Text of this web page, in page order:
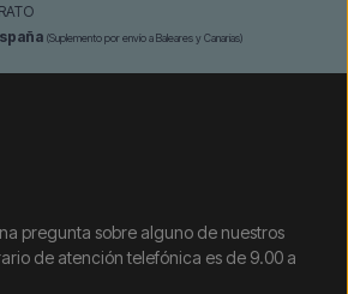
(Suplemento por envío a Baleares y Canarias)
pregunta sobre alguno de nuestros
de atención telefónica es de 9.00 a